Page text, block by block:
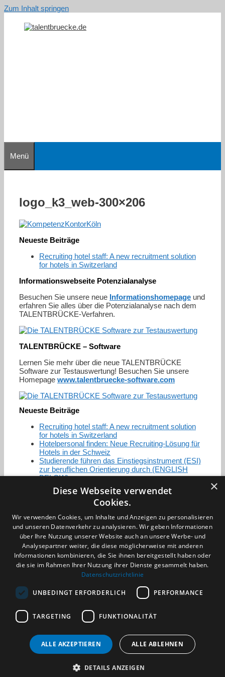
Zum Inhalt springen
Menü
logo_k3_web-300×206
Neueste Beiträge
Recruiting hotel staff: A new recruitment solution
for hotels in Switzerland
Informationswebseite Potenzialanalyse
Besuchen Sie unsere neue Informationshomepage und
erfahren Sie alles über die Potenzialanalyse nach dem
TALENTBRÜCKE-Verfahren.
TALENTBRÜCKE – Software
Lernen Sie mehr über die neue TALENTBRÜCKE
Software zur Testauswertung! Besuchen Sie unsere
Homepage www.talentbruecke-software.com
Neueste Beiträge
Recruiting hotel staff: A new recruitment solution
for hotels in Switzerland
Hotelpersonal finden: Neue Recruiting-Lösung für
Hotels in der Schweiz
Studierende führen das Einstiegsinstrument (ESI)
zur beruflichen Orientierung durch (ENGLISH
BELOW)
Zertifizierung / Mitgliedschaften
Datenschutzerklärung
Benachrichtigungsservice
Kontakt und Anfahrt
(c) 2026 TALENTBRÜCKE GmbH & Co. KG
×
Diese Webseite verwendet
Cookies.
Wir verwenden Cookies, um Inhalte und Anzeigen zu personalisieren
und unseren Datenverkehr zu analysieren. Wir geben Informationen
über Ihre Nutzung unserer Website auch an unsere Werbe- und
Analysepartner weiter, die diese möglicherweise mit anderen
Informationen kombinieren, die Sie ihnen bereitgestellt haben oder
die sie im Rahmen Ihrer Nutzung ihrer Dienste gesammelt haben.
Datenschutzrichtlinie
UNBEDINGT ERFORDERLICH PERFORMANCE
TARGETING FUNKTIONALITÄT
ALLE AKZEPTIEREN ALLE ABLEHNEN
DETAILS ANZEIGEN